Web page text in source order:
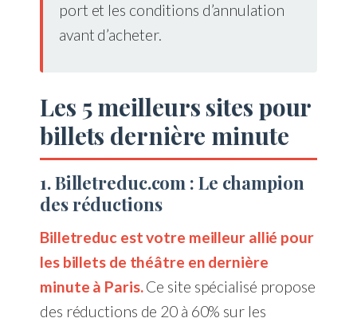
port et les conditions d’annulation
avant d’acheter.
Les 5 meilleurs sites pour
billets dernière minute
1. Billetreduc.com : Le champion
des réductions
Billetreduc est votre meilleur allié pour
les billets de théâtre en dernière
minute à Paris.Ce site spécialisé propose
des réductions de 20 à 60% sur les